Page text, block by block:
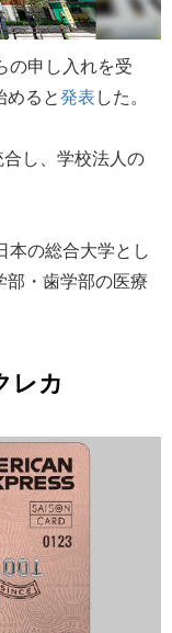
の申し入れを受
ると発表した。
し、学校法人の
本の総合大学とし
・歯学部の医療
レカ